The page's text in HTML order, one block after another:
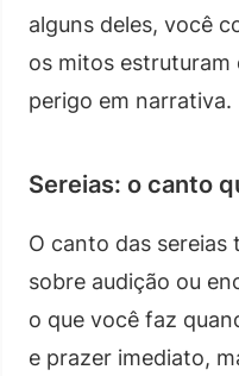
alguns deles, você
os mitos
perigo em narrativa.
Sereias: o canto
O canto das sereias
sobre audição ou
o que você faz
e prazer imediato,